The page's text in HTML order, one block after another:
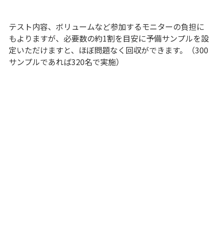
テスト内容、ボリュームなど参加するモニターの負担に
もよりますが、必要数の約1割を目安に予備サンプルを設
定いただけますと、ほぼ問題なく回収ができます。（300
サンプルであれば320名で実施）